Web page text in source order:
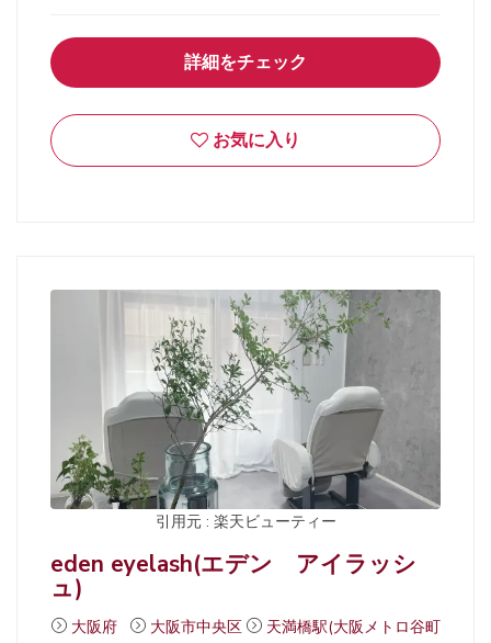
詳細をチェック
お気に入り
引用元 : 楽天ビューティー
eden eyelash(エデン アイラッシ
ュ)
大阪府 大阪市中央区
天満橋駅(大阪メトロ谷町